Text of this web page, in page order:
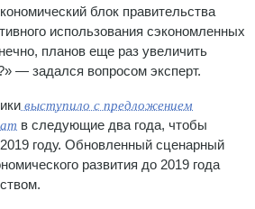
блок правительства
использования сэкономленных
планов еще раз увеличить
— задался вопросом эксперт.
выступило с предложением
в следующие два года, чтобы
году. Обновленный сценарный
развития до 2019 года